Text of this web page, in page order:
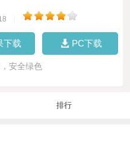
下载 PC下载
安全绿色
排行